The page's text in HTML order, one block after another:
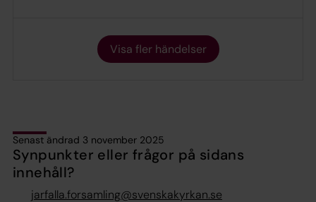
Visa fler händelser
Senast ändrad 3 november 2025
Synpunkter eller frågor på sidans
innehåll?
jarfalla.forsamling@svenskakyrkan.se